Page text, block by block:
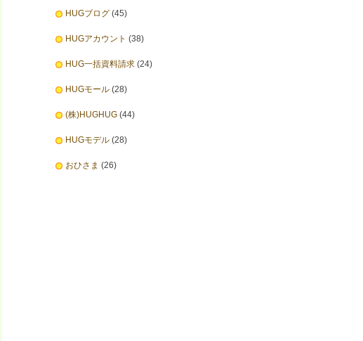
HUGブログ(45)
HUGアカウント (38)
HUG一括資料請求(24)
HUGモール(28)
(株)HUGHUG(44)
HUGモデル(28)
おひさま (26)